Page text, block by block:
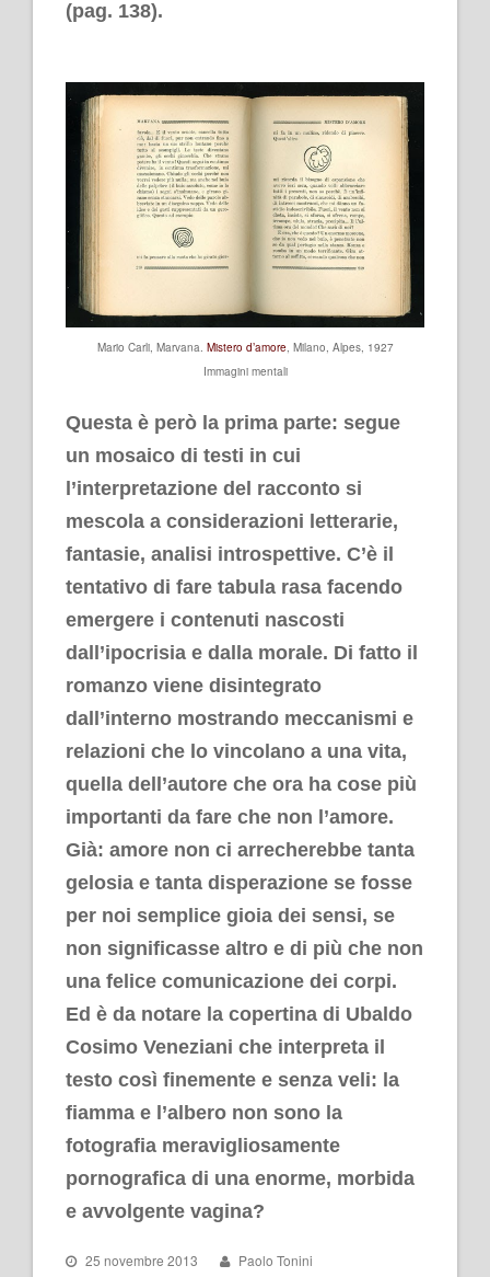
(pag. 138).
Mario Carli, Marvana. Mistero d’amore, Milano, Alpes, 1927
Immagini mentali
Questa è però la prima parte: segue
un mosaico di testi in cui
l’interpretazione del racconto si
mescola a considerazioni letterarie,
fantasie, analisi introspettive. C’è il
tentativo di fare tabula rasa facendo
emergere i contenuti nascosti
dall’ipocrisia e dalla morale. Di fatto il
romanzo viene disintegrato
dall’interno mostrando meccanismi e
relazioni che lo vincolano a una vita,
quella dell’autore che ora ha cose più
importanti da fare che non l’amore.
Già: amore non ci arrecherebbe tanta
gelosia e tanta disperazione se fosse
per noi semplice gioia dei sensi, se
non significasse altro e di più che non
una felice comunicazione dei corpi.
Ed è da notare la copertina di Ubaldo
Cosimo Veneziani che interpreta il
testo così finemente e senza veli: la
fiamma e l’albero non sono la
fotografia meravigliosamente
pornografica di una enorme, morbida
e avvolgente vagina?
25 novembre 2013
Paolo Tonini